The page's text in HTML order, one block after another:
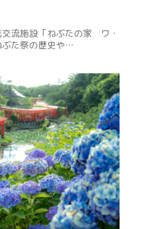
流施設「ねぶたの家 ワ・
ぶた祭の歴史や…